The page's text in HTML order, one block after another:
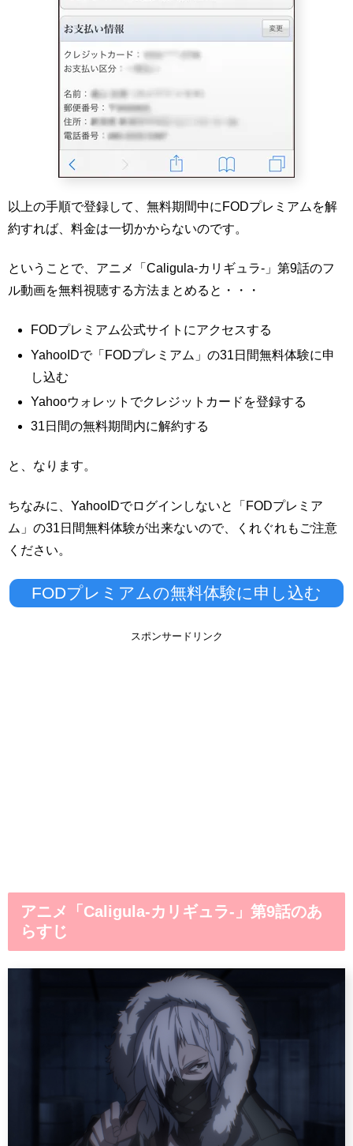
以上の手順で登録して、無料期間中にFODプレミアムを解
約すれば、料金は一切かからないのです。
ということで、アニメ「Caligula-カリギュラ-」第9話のフ
ル動画を無料視聴する方法まとめると・・・
FODプレミアム公式サイトにアクセスする
YahooIDで「FODプレミアム」の31日間無料体験に申
し込む
Yahooウォレットでクレジットカードを登録する
31日間の無料期間内に解約する
と、なります。
ちなみに、YahooIDでログインしないと「FODプレミア
ム」の31日間無料体験が出来ないので、くれぐれもご注意
ください。
FODプレミアムの無料体験に申し込む
スポンサードリンク
アニメ「Caligula-カリギュラ-」第9話のあ
らすじ